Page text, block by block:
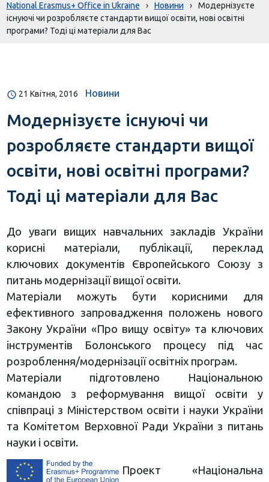
National Erasmus+ Office in Ukraine › Новини ›
Модернізуєте
існуючі чи розробляєте стандарти вищої освіти, нові освітні
програми? Тоді ці матеріали для Вас
21 Квітня, 2016 Новини
Модернізуєте існуючі чи
розробляєте стандарти вищої
освіти, нові освітні програми?
Тоді ці матеріали для Вас
До уваги вищих навчальних закладів України
корисні матеріали, публікації, переклад
ключових документів Європейського Союзу з
питань модернізації вищої освіти.
Матеріали можуть бути корисними для
ефективного запровадження положень нового
Закону України «Про вищу освіту» та ключових
інструментів Болонського процесу під час
розроблення/модернізації освітніх програм.
Матеріали підготовлено Національною
командою з реформування вищої освіти у
співпраці з Міністерством освіти і науки України
та Комітетом Верховної Ради України з питань
науки і освіти.
Проект «Національна